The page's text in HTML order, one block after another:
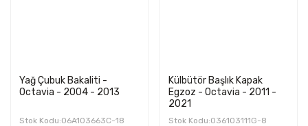
Yağ Çubuk Bakaliti -
Octavia - 2004 - 2013
Stok Kodu:06A103663C-18
Külbütör Başlık Kapak
Egzoz - Octavia - 2011 -
2021
Stok Kodu:036103111G-8